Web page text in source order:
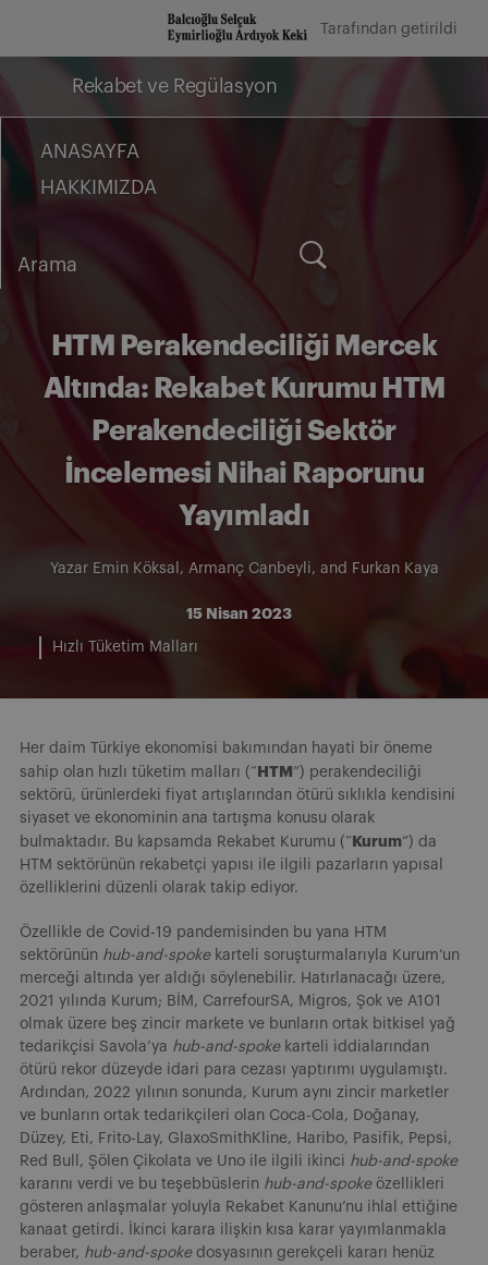
geç
Tarafından getirildi
Rekabet ve Regülasyon
ANASAYFA
HAKKIMIZDA
for:
HTM Perakendeciliği Mercek
Altında: Rekabet Kurumu HTM
Perakendeciliği Sektör
İncelemesi Nihai Raporunu
Yayımladı
Yazar Emin Köksal , Armanç Canbeyli, and Furkan Kaya
15 Nisan 2023
Hızlı Tüketim Malları
Her daim Türkiye ekonomisi bakımından hayati bir öneme
sahip olan hızlı tüketim malları (“HTM”) perakendeciliği
sektörü, ürünlerdeki fiyat artışlarından ötürü sıklıkla kendisini
siyaset ve ekonominin ana tartışma konusu olarak
bulmaktadır. Bu kapsamda Rekabet Kurumu (“Kurum”) da
HTM sektörünün rekabetçi yapısı ile ilgili pazarların yapısal
özelliklerini düzenli olarak takip ediyor.
Özellikle de Covid-19 pandemisinden bu yana HTM
sektörünün hub-and-spokekarteli soruşturmalarıyla Kurum’un
merceği altında yer aldığı söylenebilir. Hatırlanacağı üzere,
2021 yılında Kurum; BİM, CarrefourSA, Migros, Şok ve A101
olmak üzere beş zincir markete ve bunların ortak bitkisel yağ
tedarikçisi Savola’ya hub-and-spokekarteli iddialarından
ötürü rekor düzeyde idari para cezası yaptırımı uygulamıştı.
Ardından, 2022 yılının sonunda, Kurum aynı zincir marketler
ve bunların ortak tedarikçileri olan Coca-Cola, Doğanay,
Düzey, Eti, Frito-Lay, GlaxoSmithKline, Haribo, Pasifik, Pepsi,
Red Bull, Şölen Çikolata ve Uno ile ilgili ikinci hub-and-spoke
kararını verdi ve bu teşebbüslerin hub-and-spoke özellikleri
gösteren anlaşmalar yoluyla Rekabet Kanunu’nu ihlal ettiğine
kanaat getirdi. İkinci karara ilişkin kısa karar yayımlanmakla
beraber, hub-and-spoke dosyasının gerekçeli kararı henüz